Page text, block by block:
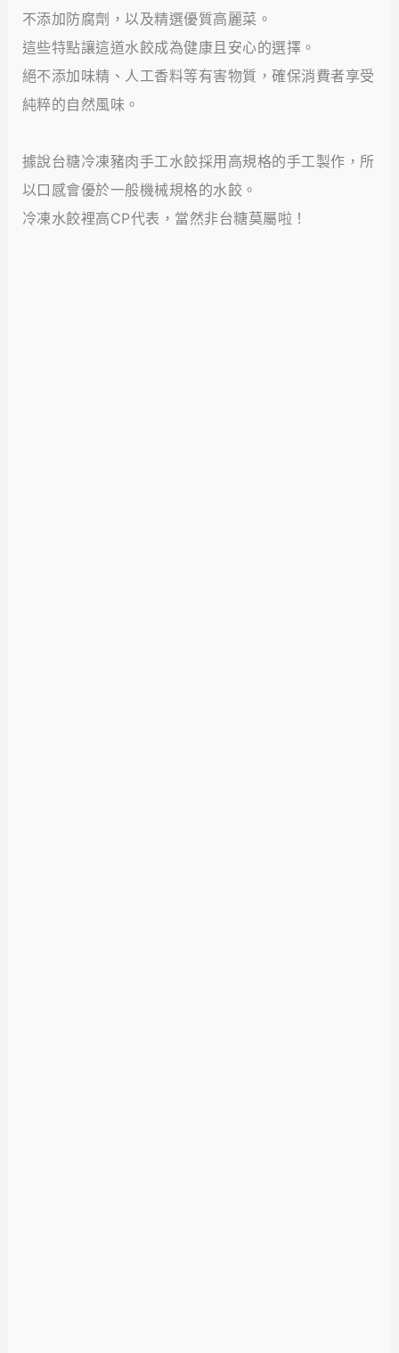
不添加防腐劑，以及精選優質高麗菜。
這些特點讓這道水餃成為健康且安心的選擇。
絕不添加味精、人工香料等有害物質，確保消費者享受
純粹的自然風味。
據說台糖冷凍豬肉手工水餃採用高規格的手工製作，所
以口感會優於一般機械規格的水餃。
冷凍水餃裡高CP代表，當然非台糖莫屬啦！